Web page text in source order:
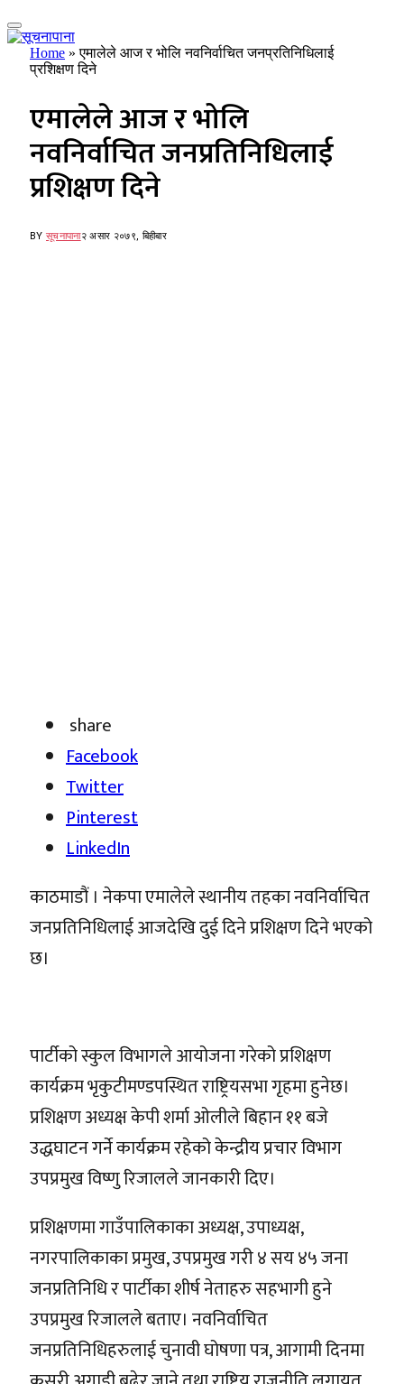
Home »एमालेले आज र भोलि नवनिर्वाचित जनप्रतिनिधिलाई
प्रशिक्षण दिने
एमालेले आज र भोलि
नवनिर्वाचित जनप्रतिनिधिलाई
प्रशिक्षण दिने
BY सूचनापाना२ असार २०७९, बिहीबार
share
Facebook
Twitter
Pinterest
LinkedIn
काठमाडौं । नेकपा एमालेले स्थानीय तहका नवनिर्वाचित
जनप्रतिनिधिलाई आजदेखि दुई दिने प्रशिक्षण दिने भएको
छ।
पार्टीको स्कुल विभागले आयोजना गरेको प्रशिक्षण
कार्यक्रम भृकुटीमण्डपस्थित राष्ट्रियसभा गृहमा हुनेछ।
प्रशिक्षण अध्यक्ष केपी शर्मा ओलीले बिहान ११ बजे
उद्धघाटन गर्ने कार्यक्रम रहेको केन्द्रीय प्रचार विभाग
उपप्रमुख विष्णु रिजालले जानकारी दिए।
प्रशिक्षणमा गाउँपालिकाका अध्यक्ष, उपाध्यक्ष,
नगरपालिकाका प्रमुख, उपप्रमुख गरी ४ सय ४५ जना
जनप्रतिनिधि र पार्टीका शीर्ष नेताहरु सहभागी हुने
उपप्रमुख रिजालले बताए। नवनिर्वाचित
जनप्रतिनिधिहरुलाई चुनावी घोषणा पत्र, आगामी दिनमा